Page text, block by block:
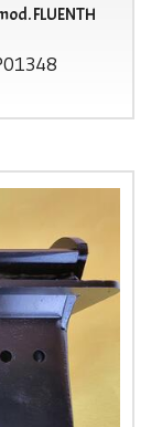
FLUENTH